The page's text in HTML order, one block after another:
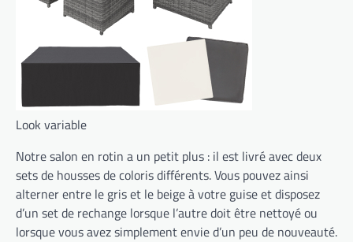
Look variable
Notre salon en rotin a un petit plus : il est livré avec deux
sets de housses de coloris différents. Vous pouvez ainsi
alterner entre le gris et le beige à votre guise et disposez
d’un set de rechange lorsque l’autre doit être nettoyé ou
lorsque vous avez simplement envie d’un peu de nouveauté.